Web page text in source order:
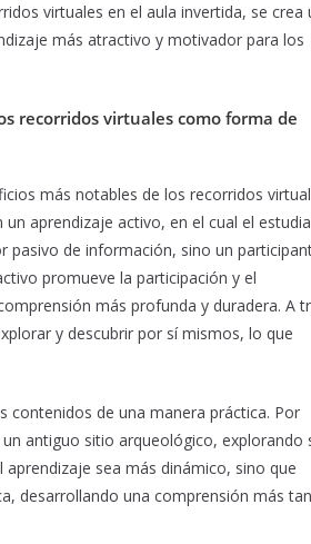
virtuales en el aula invertida, se crea
más atractivo y motivador para los
recorridos virtuales como forma de
más notables de los recorridos
aprendizaje activo, en el cual el
pasivo de información, sino un
promueve la participación y el
más profunda y duradera. A
y descubrir por sí mismos, lo que
contenidos de una manera práctica. Por
antiguo sitio arqueológico, explorando
sea más dinámico, sino que
desarrollando una comprensión más